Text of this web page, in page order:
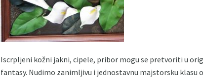
Iscrpljeni kožni jakni, cipele, pribor mogu se pretvoriti u
fantasy. Nudimo zanimljivu i jednostavnu majstorsku